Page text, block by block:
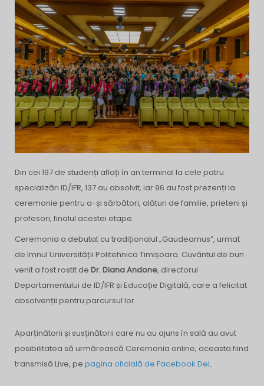
Din cei 197 de studenți aflați în an terminal la cele patru
specializări ID/IFR, 137 au absolvit, iar 96 au fost prezenți la
ceremonie pentru a-și sărbători, alături de familie, prieteni și
profesori, finalul acestei etape.
Ceremonia a debutat cu tradiționalul „Gaudeamus”, urmat
de Imnul Universității Politehnica Timișoara. Cuvântul de bun
venit a fost rostit de Dr. Diana Andone, directorul
Departamentului de ID/IFR și Educație Digitală, care a felicitat
absolvenții pentru parcursul lor.
Aparținătorii și susținătorii care nu au ajuns în sală au avut
posibilitatea să urmărească Ceremonia online, aceasta fiind
transmisă Live, pe pagina oficială de Facebook DeL.